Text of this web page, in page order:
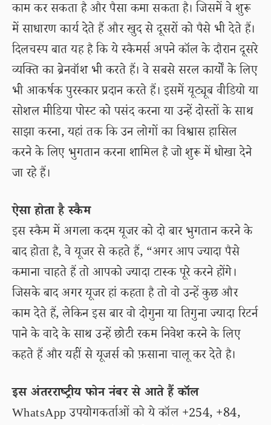
काम कर सकता है और पैसा कमा सकता है। जिसमें वे शुरू
में साधारण कार्य देते हैं और खुद से दूसरों को पैसे भी देते हैं।
दिलचस्प बात यह है कि ये स्कैमर्स अपने कॉल के दौरान दूसरे
व्यक्ति का ब्रेनवॉश भी करते हैं। वे सबसे सरल कार्यों के लिए
भी आकर्षक पुरस्कार प्रदान करते हैं। इसमें यूट्यूब वीडियो या
सोशल मीडिया पोस्ट को पसंद करना या उन्हें दोस्तों के साथ
साझा करना, यहां तक कि उन लोगों का विश्वास हासिल
करने के लिए भुगतान करना शामिल है जो शुरू में धोखा देने
जा रहे हैं।
ऐसा होता है स्कैम
इस स्कैम में अगला कदम यूजर को दो बार भुगतान करने के
बाद होता है, वे यूजर से कहते हैं, “अगर आप ज्यादा पैसे
कमाना चाहते हैं तो आपको ज्यादा टास्क पूरे करने होंगे।
जिसके बाद अगर यूजर हां कहता है तो वो उन्हें कुछ और
काम देते हैं, लेकिन इस बार वो दोगुना या तिगुना ज्यादा रिटर्न
पाने के वादे के साथ उन्हें छोटी रकम निवेश करने के लिए
कहते हैं और यहीं से यूजर्स को फ़साना चालू कर देते है।
इस अंतरराष्ट्रीय फोन नंबर से आते हैं कॉल
WhatsApp उपयोगकर्ताओं को ये कॉल +254, +84,